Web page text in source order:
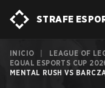
STRAFE
INICIO LEAGUE OF
EQUAL ESPORTS CUP
MENTAL RUSH VS